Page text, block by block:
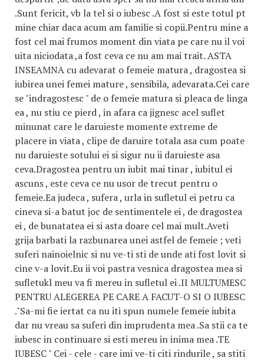
.Sunt fericit, vb la tel si o iubesc .A fost si este totul pt
mine chiar daca acum am familie si copii.Pentru mine a
fost cel mai frumos moment din viata pe care nu il voi
uita niciodata ,a fost ceva ce nu am mai trait. ASTA
INSEAMNA cu adevarat o femeie matura , dragostea si
iubirea unei femei mature , sensibila, adevarata.Cei care
se "indragostesc " de o femeie matura si pleaca de linga
ea , nu stiu ce pierd , in afara ca jignesc acel suflet
minunat care le daruieste momente extreme de
placere in viata , clipe de daruire totala asa cum poate
nu daruieste sotului ei si sigur nu ii daruieste asa
ceva.Dragostea pentru un iubit mai tinar , iubitul ei
ascuns , este ceva ce nu usor de trecut pentru o
femeie.Ea judeca , sufera , urla in sufletul ei petru ca
cineva si-a batut joc de sentimentele ei , de dragostea
ei , de bunatatea ei si asta doare cel mai mult.Aveti
grija barbati la razbunarea unei astfel de femeie ; veti
suferi nainoielnic si nu ve-ti sti de unde ati fost lovit si
cine v-a lovit.Eu ii voi pastra vesnica dragostea mea si
sufletukl meu va fi mereu in sufletul ei .II MULTUMESC
PENTRU ALEGEREA PE CARE A FACUT-O SI O IUBESC
."Sa-mi fie iertat ca nu iti spun numele femeie iubita
dar nu vreau sa suferi din imprudenta mea .Sa stii ca te
iubesc in continuare si esti mereu in inima mea .TE
IUBESC " Cei - cele - care imi ve-ti citi rindurile , sa stiti